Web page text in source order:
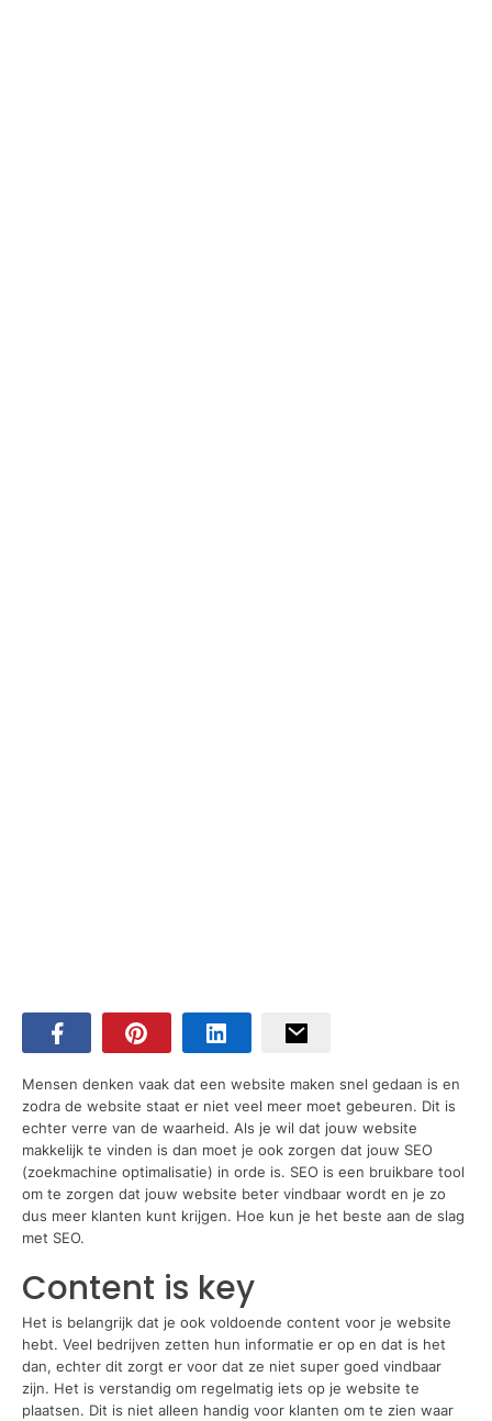
Mensen denken vaak dat een website maken snel gedaan is en
zodra de website staat er niet veel meer moet gebeuren. Dit is
echter verre van de waarheid. Als je wil dat jouw website
makkelijk te vinden is dan moet je ook zorgen dat jouw SEO
(zoekmachine optimalisatie) in orde is. SEO is een bruikbare tool
om te zorgen dat jouw website beter vindbaar wordt en je zo
dus meer klanten kunt krijgen. Hoe kun je het beste aan de slag
met SEO.
Content is key
Het is belangrijk dat je ook voldoende content voor je website
hebt. Veel bedrijven zetten hun informatie er op en dat is het
dan, echter dit zorgt er voor dat ze niet super goed vindbaar
zijn. Het is verstandig om regelmatig iets op je website te
plaatsen. Dit is niet alleen handig voor klanten om te zien waar